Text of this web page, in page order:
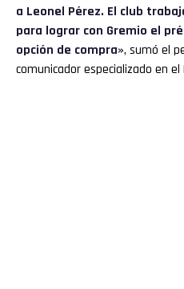
a Leonel Pérez. El club
para lograr con Gremio el
opción de compra», sumó el
comunicador especializado en el